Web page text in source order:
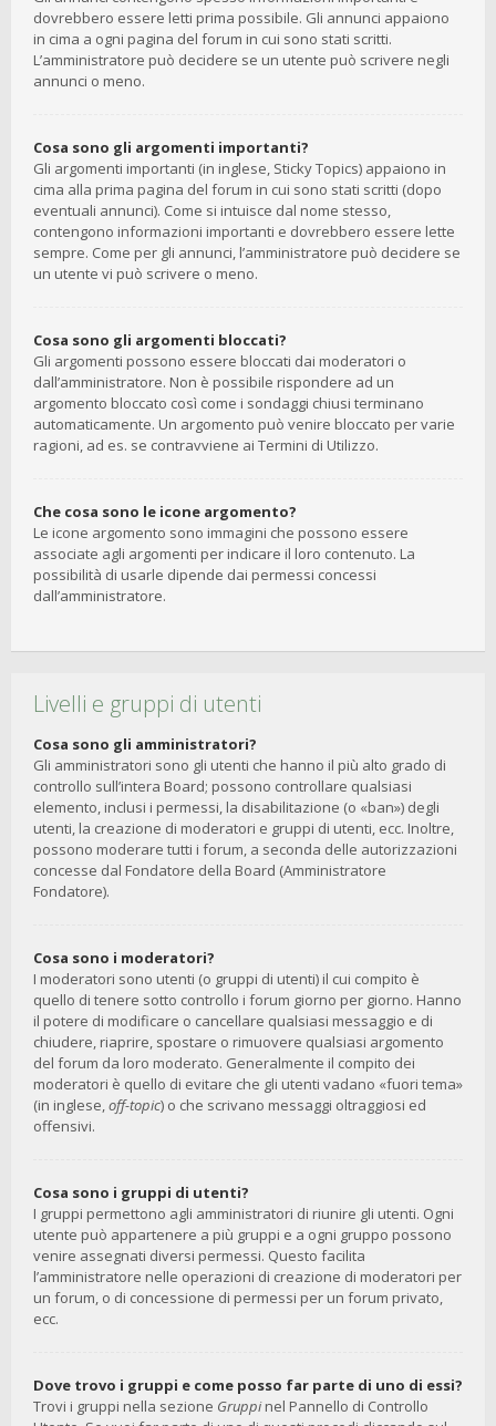
dovrebbero essere letti prima possibile. Gli annunci appaiono
in cima a ogni pagina del forum in cui sono stati scritti.
L’amministratore può decidere se un utente può scrivere negli
annunci o meno.
Cosa sono gli argomenti importanti?
Gli argomenti importanti (in inglese, Sticky Topics) appaiono in
cima alla prima pagina del forum in cui sono stati scritti (dopo
eventuali annunci). Come si intuisce dal nome stesso,
contengono informazioni importanti e dovrebbero essere lette
sempre. Come per gli annunci, l’amministratore può decidere se
un utente vi può scrivere o meno.
Cosa sono gli argomenti bloccati?
Gli argomenti possono essere bloccati dai moderatori o
dall’amministratore. Non è possibile rispondere ad un
argomento bloccato così come i sondaggi chiusi terminano
automaticamente. Un argomento può venire bloccato per varie
ragioni, ad es. se contravviene ai Termini di Utilizzo.
Che cosa sono le icone argomento?
Le icone argomento sono immagini che possono essere
associate agli argomenti per indicare il loro contenuto. La
possibilità di usarle dipende dai permessi concessi
dall’amministratore.
Livelli e gruppi di utenti
Cosa sono gli amministratori?
Gli amministratori sono gli utenti che hanno il più alto grado di
controllo sull’intera Board; possono controllare qualsiasi
elemento, inclusi i permessi, la disabilitazione (o «ban») degli
utenti, la creazione di moderatori e gruppi di utenti, ecc. Inoltre,
possono moderare tutti i forum, a seconda delle autorizzazioni
concesse dal Fondatore della Board (Amministratore
Fondatore).
Cosa sono i moderatori?
I moderatori sono utenti (o gruppi di utenti) il cui compito è
quello di tenere sotto controllo i forum giorno per giorno. Hanno
il potere di modificare o cancellare qualsiasi messaggio e di
chiudere, riaprire, spostare o rimuovere qualsiasi argomento
del forum da loro moderato. Generalmente il compito dei
moderatori è quello di evitare che gli utenti vadano «fuori tema»
(in inglese,off-topic) o che scrivano messaggi oltraggiosi ed
offensivi.
Cosa sono i gruppi di utenti?
I gruppi permettono agli amministratori di riunire gli utenti. Ogni
utente può appartenere a più gruppi e a ogni gruppo possono
venire assegnati diversi permessi. Questo facilita
l’amministratore nelle operazioni di creazione di moderatori per
un forum, o di concessione di permessi per un forum privato,
ecc.
Dove trovo i gruppi e come posso far parte di uno di essi?
Trovi i gruppi nella sezione Gruppinel Pannello di Controllo